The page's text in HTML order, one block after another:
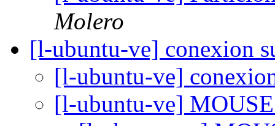
Molero
[l-ubuntu-ve] conexion
[l-ubuntu-ve]
[l-ubuntu-ve]